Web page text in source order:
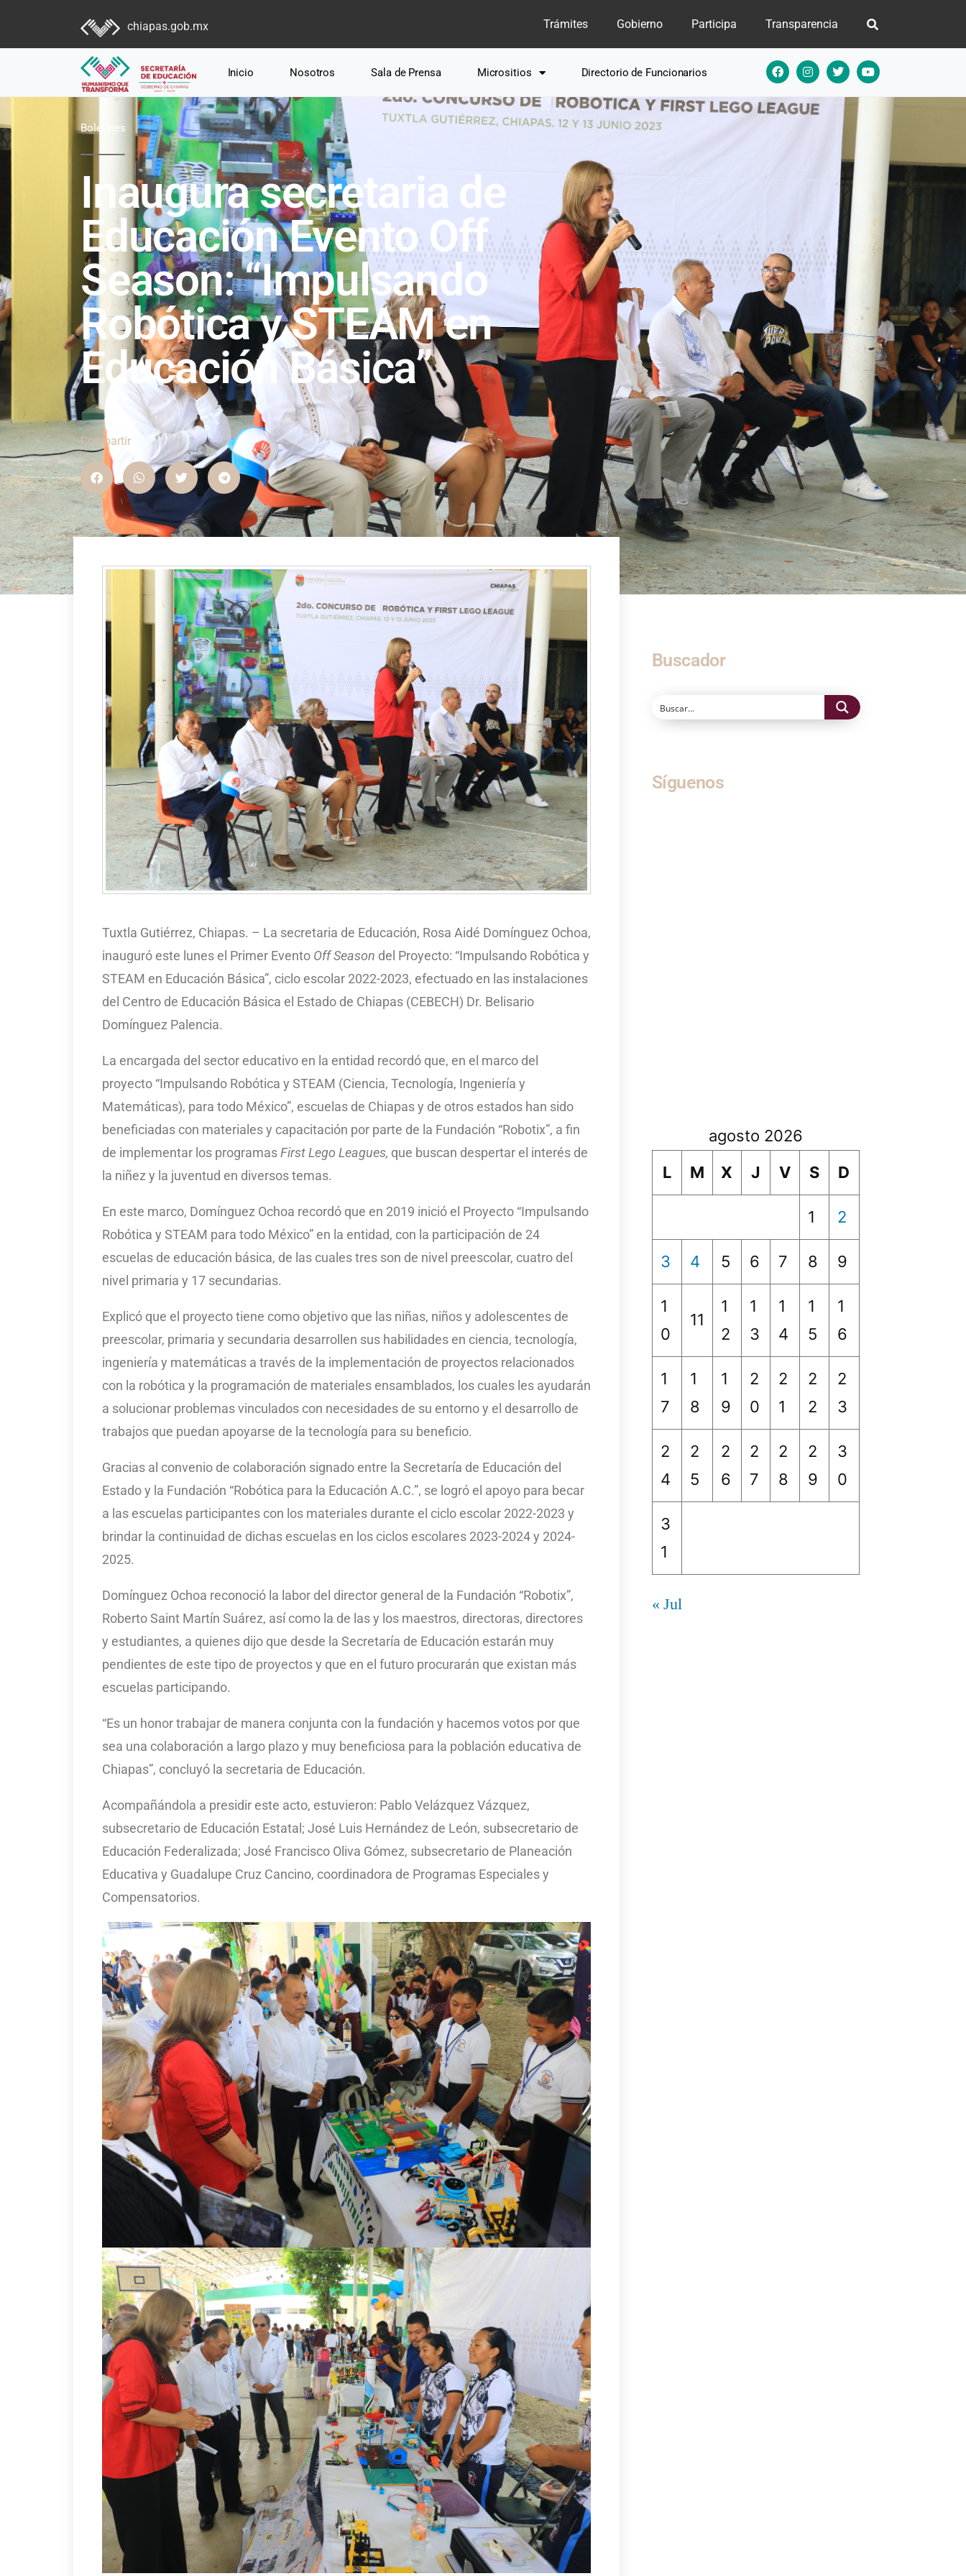
chiapas.gob.mx Trámites Gobierno Participa Transparencia
Inicio Nosotros Sala de Prensa Micrositios Directorio de Funcionarios
Boletines
Inaugura secretaria de
Educación Evento Off
Season: “Impulsando
Robótica y STEAM en
Educación Básica”
Compartir
Tuxtla Gutiérrez, Chiapas. – La secretaria de Educación, Rosa Aidé Domínguez Ochoa,
inauguró este lunes el Primer Evento Off Season del Proyecto: “Impulsando Robótica y
STEAM en Educación Básica”, ciclo escolar 2022-2023, efectuado en las instalaciones
del Centro de Educación Básica el Estado de Chiapas (CEBECH) Dr. Belisario
Domínguez Palencia.
La encargada del sector educativo en la entidad recordó que, en el marco del
proyecto “Impulsando Robótica y STEAM (Ciencia, Tecnología, Ingeniería y
Matemáticas), para todo México”, escuelas de Chiapas y de otros estados han sido
beneficiadas con materiales y capacitación por parte de la Fundación “Robotix”, a fin
de implementar los programasFirst Lego Leagues, que buscan despertar el interés de
la niñez y la juventud en diversos temas.
En este marco, Domínguez Ochoa recordó que en 2019 inició el Proyecto “Impulsando
Robótica y STEAM para todo México” en la entidad, con la participación de 24
escuelas de educación básica, de las cuales tres son de nivel preescolar, cuatro del
nivel primaria y 17 secundarias.
Explicó que el proyecto tiene como objetivo que las niñas, niños y adolescentes de
preescolar, primaria y secundaria desarrollen sus habilidades en ciencia, tecnología,
ingeniería y matemáticas a través de la implementación de proyectos relacionados
con la robótica y la programación de materiales ensamblados, los cuales les ayudarán
a solucionar problemas vinculados con necesidades de su entorno y el desarrollo de
trabajos que puedan apoyarse de la tecnología para su beneficio.
Gracias al convenio de colaboración signado entre la Secretaría de Educación del
Estado y la Fundación “Robótica para la Educación A.C.”, se logró el apoyo para becar
a las escuelas participantes con los materiales durante el ciclo escolar 2022-2023 y
brindar la continuidad de dichas escuelas en los ciclos escolares 2023-2024 y 2024-
2025.
Domínguez Ochoa reconoció la labor del director general de la Fundación “Robotix”,
Roberto Saint Martín Suárez, así como la de las y los maestros, directoras, directores
y estudiantes, a quienes dijo que desde la Secretaría de Educación estarán muy
pendientes de este tipo de proyectos y que en el futuro procurarán que existan más
escuelas participando.
“Es un honor trabajar de manera conjunta con la fundación y hacemos votos por que
sea una colaboración a largo plazo y muy beneficiosa para la población educativa de
Chiapas”, concluyó la secretaria de Educación.
Acompañándola a presidir este acto, estuvieron: Pablo Velázquez Vázquez,
subsecretario de Educación Estatal; José Luis Hernández de León, subsecretario de
Educación Federalizada; José Francisco Oliva Gómez, subsecretario de Planeación
Educativa y Guadalupe Cruz Cancino, coordinadora de Programas Especiales y
Compensatorios.
Buscador
Síguenos
agosto 2026
L
M X J V S D
1 2
3 4 5 6 7 8 9
1
0
11
1
2
1
3
1
4
1
5
1
6
1
7
1
8
1
9
2
0
2
1
2
2
2
3
2
4
2
5
2
6
2
7
2
8
2
9
3
0
3
1
« Jul